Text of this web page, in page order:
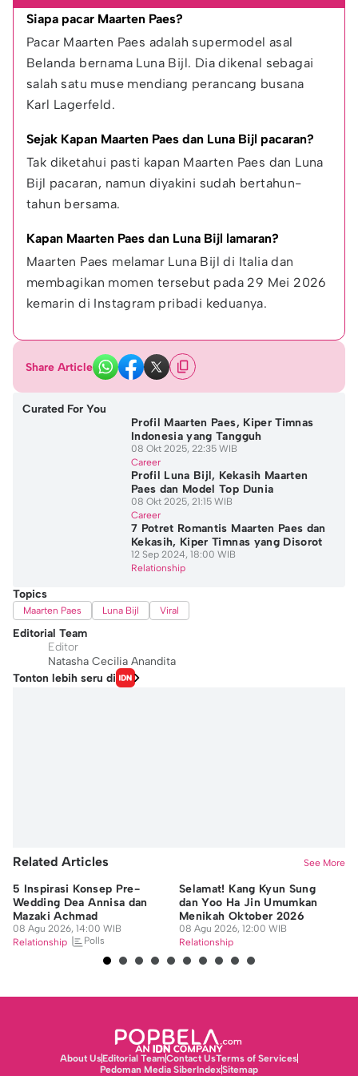
Siapa pacar Maarten Paes?
Pacar Maarten Paes adalah supermodel asal
Belanda bernama Luna Bijl. Dia dikenal sebagai
salah satu muse mendiang perancang busana
Karl Lagerfeld.
Sejak Kapan Maarten Paes dan Luna Bijl pacaran?
Tak diketahui pasti kapan Maarten Paes dan Luna
Bijl pacaran, namun diyakini sudah bertahun-
tahun bersama.
Kapan Maarten Paes dan Luna Bijl lamaran?
Maarten Paes melamar Luna Bijl di Italia dan
membagikan momen tersebut pada 29 Mei 2026
kemarin di Instagram pribadi keduanya.
Share Article
Curated For You
Profil Maarten Paes, Kiper Timnas
Indonesia yang Tangguh
08 Okt 2025, 22:35 WIB
Career
Profil Luna Bijl, Kekasih Maarten
Paes dan Model Top Dunia
08 Okt 2025, 21:15 WIB
Career
7 Potret Romantis Maarten Paes dan
Kekasih, Kiper Timnas yang Disorot
12 Sep 2024, 18:00 WIB
Relationship
Topics
Maarten Paes Luna Bijl Viral
Editorial Team
Editor
Natasha Cecilia Anandita
Tonton lebih seru di
Related Articles See More
5 Inspirasi Konsep Pre-
Wedding Dea Annisa dan
Mazaki Achmad
08 Agu 2026, 14:00 WIB
Relationship
Polls
Selamat! Kang Kyun Sung
dan Yoo Ha Jin Umumkan
Menikah Oktober 2026
08 Agu 2026, 12:00 WIB
Relationship
About UsEditorial TeamContact UsTerms of Services
Pedoman Media SiberIndexSitemap